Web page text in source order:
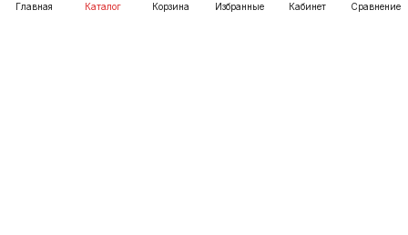
Главная Каталог Корзина Избранные Кабинет Сравнение